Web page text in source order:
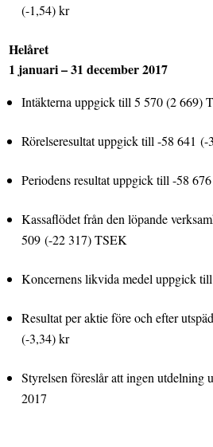
(-1,54) kr
Helåret
1 januari – 31 december 2017
Intäkterna uppgick till 5 570 (2 669)
Rörelseresultat uppgick till -58 641(-
Periodens resultat uppgick till -58
Kassaflödet från den löpande
509(-22 317) TSEK
Koncernens likvida medel uppgick
Resultat per aktie före och efter
(-3,34) kr
Styrelsen föreslår att ingen utdelning
2017